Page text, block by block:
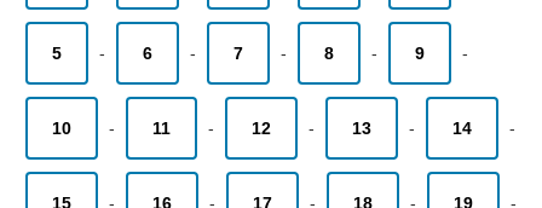
5 - 6 - 7 - 8 - 9 -
10 - 11 - 12 - 13 - 14 -
15 - 16 - 17 - 18 - 19 -